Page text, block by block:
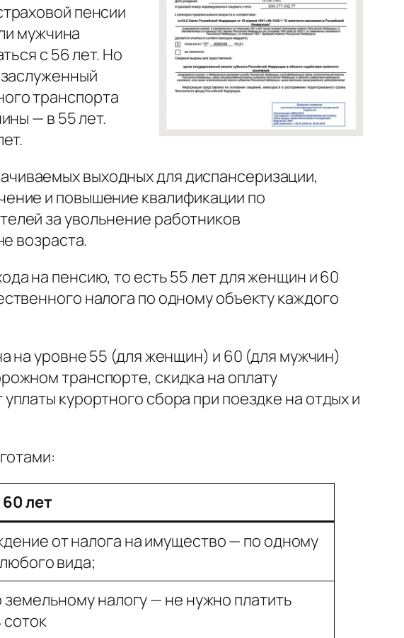
пенсии
мужчина
с 56 лет. Но
транспорта
— в 55 лет.
выходных для диспансеризации,
и повышение квалификации по
за увольнение работников
возраста.
на пенсию, то есть 55 лет для женщин и 60
налога по одному объекту каждого
на уровне 55 (для женщин) и 60 (для мужчин)
транспорте, скидка на оплату
курортного сбора при поездке на отдых и
лет
от налога на имущество — по одному
вида;
земельному налогу — не нужно платить
соток